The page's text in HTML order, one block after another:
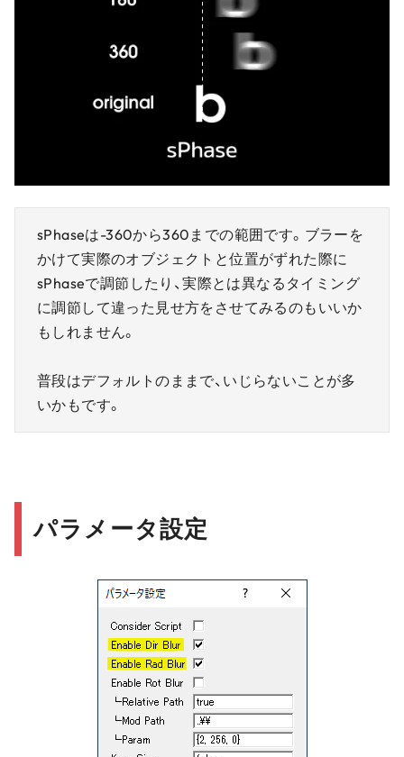
sPhaseは-360から360までの範囲です。ブラーを
かけて実際のオブジェクトと位置がずれた際に
sPhaseで調節したり、実際とは異なるタイミング
に調節して違った見せ方をさせてみるのもいいか
もしれません。
普段はデフォルトのままで、いじらないことが多
いかもです。
パラメータ設定